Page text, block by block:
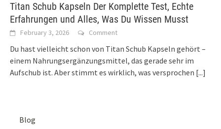
Titan Schub Kapseln Der Komplette Test, Echte
Erfahrungen und Alles, Was Du Wissen Musst
February 3, 2026 Comment
Du hast vielleicht schon von Titan Schub Kapseln gehört –
einem Nahrungsergänzungsmittel, das gerade sehr im
Aufschub ist. Aber stimmt es wirklich, was versprochen [...]
Blog